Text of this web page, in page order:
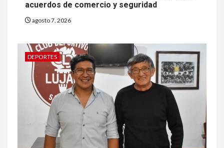
acuerdos de comercio y seguridad
agosto 7, 2026
DEPORTES